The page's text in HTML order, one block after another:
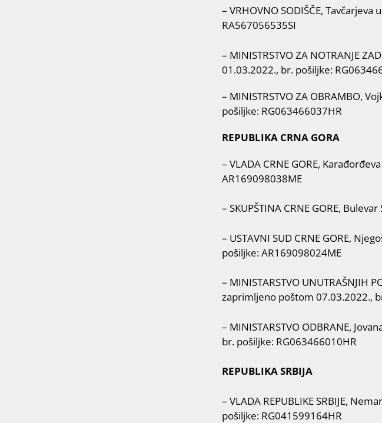
– VRHOVNO SODIŠČE,
RA567056535SI
– MINISTRSTVO ZA NOTRANJE
01.03.2022., br. pošiljke:
– MINISTRSTVO ZA OBRAMBO,
pošiljke: RG063466037HR
REPUBLIKA CRNA GORA
– VLADA CRNE GORE,
AR169098038ME
– SKUPŠTINA CRNE GORE,
– USTAVNI SUD CRNE GORE,
pošiljke: AR169098024ME
– MINISTARSTVO UNUTRAŠNJIH
zaprimljeno poštom 07.03.2022.,
– MINISTARSTVO ODBRANE,
br. pošiljke: RG063466010HR
REPUBLIKA SRBIJA
– VLADA REPUBLIKE SRBIJE,
pošiljke: RG041599164HR